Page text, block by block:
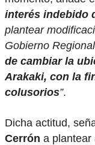
interés indebido
plantear
Gobierno
de cambiar la
Arakaki, con la
colusorios”.
Dicha actitud,
Cerrón a plantear